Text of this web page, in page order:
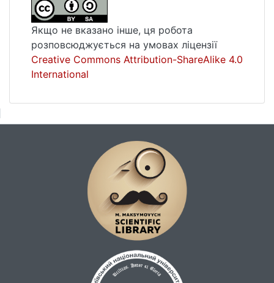
Якщо не вказано інше, ця робота
розповсюджується на умовах ліцензії
Creative Commons Attribution-ShareAlike 4.0
International